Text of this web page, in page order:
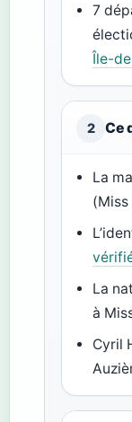
7
Île-
2 Ce
La
(Miss
La
à
Cyril